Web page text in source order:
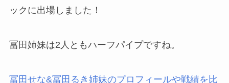
ックに出場しました！
冨田姉妹は2人ともハーフパイプですね。
冨田せな&冨田るき姉妹のプロフィールや戦績を比